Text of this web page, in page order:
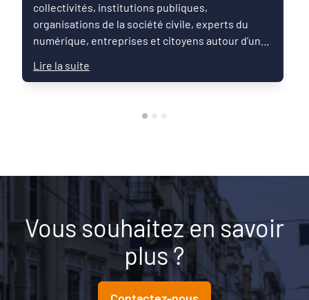
collectivités, institutions publiques,
organisations de la société civile, experts du
numérique, entreprises et citoyens autour d’un
des droits humains.
Lire la suite
Vous souhaitez en savoir
plus ?